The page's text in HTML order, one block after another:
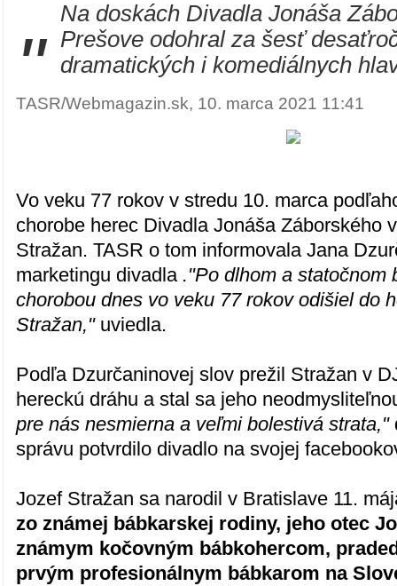
"
Na doskách Divadla Jonáša
Prešove odohral za šesť
dramatických i komediálnych
TASR/Webmagazin.sk, 10. marca 2021 11:41
Vo veku 77 rokov v stredu 10. marca
chorobe herec Divadla Jonáša Záborského
Stražan. TASR o tom informovala Jana
marketingu divadla ."Po dlhom a statočnom
chorobou dnes vo veku 77 rokov odišiel do
Stražan,"uviedla.
Podľa Dzurčaninovej slov prežil Stražan v
hereckú dráhu a stal sa jeho
pre nás nesmierna a veľmi bolestivá strata,"
správu potvrdilo divadlo na svojej
Jozef Stražan sa narodil v Bratislave 11.
zo známej bábkarskej rodiny, jeho otec
známym kočovným bábkohercom,
prvým profesionálnym bábkarom na